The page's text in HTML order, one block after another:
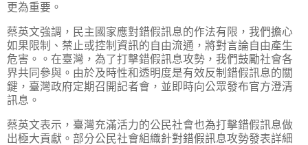
更為重要。
蔡英文強調，民主國家應對錯假訊息的作法有限，我們擔心
如果限制、禁止或控制資訊的自由流通，將對言論自由產生
危害。。在臺灣，為了打擊錯假訊息攻勢，我們鼓勵社會各
界共同參與。由於及時性和透明度是有效反制錯假訊息的關
鍵，臺灣政府定期召開記者會，並即時向公眾發布官方澄清
訊息。
蔡英文表示，臺灣充滿活力的公民社會也為打擊錯假訊息做
出極大貢獻。部分公民社會組織針對錯假訊息攻勢發表詳細